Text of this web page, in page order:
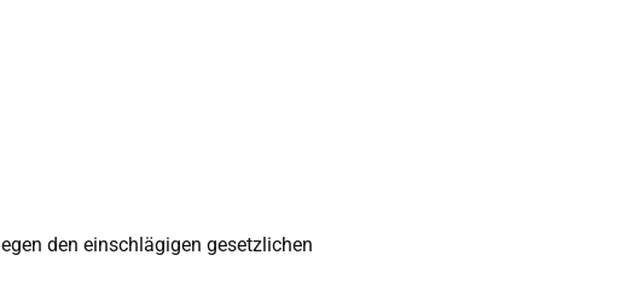
den einschlägigen gesetzlichen